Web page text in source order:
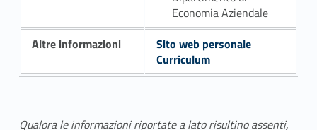
Economia Aziendale
Altre informazioni
Sito web personale
Curriculum
Qualora le informazioni riportate a lato risultino assenti,